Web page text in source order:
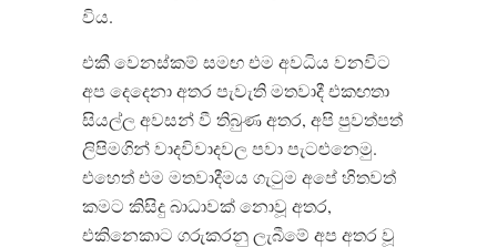
විය.
එකී වෙනස්කම් සමඟ එම අවධිය වනවිට
අප දෙදෙනා අතර පැවැති මතවාදී එකඟතා
සියල්ල අවසන් වී තිබුණ අතර, අපි පුවත්පත්
ලිපිමගින් වාදවිවාදවල පවා පැටළුනෙමු.
එහෙත් එම මතවාදීමය ගැටුම අපේ හිතවත්
කමට කිසිදු බාධාවක් නොවූ අතර,
එකිනෙකාට ගරුකරනු ලැබීමේ අප අතර වූ